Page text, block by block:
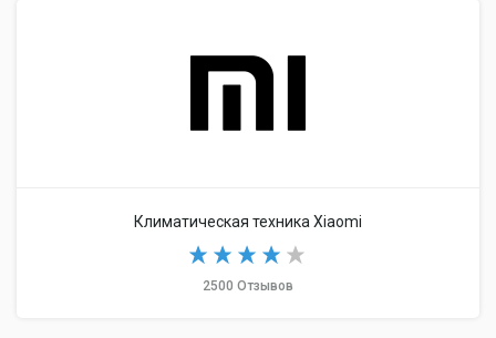
Климатическая техника Xiaomi
2500 Отзывов